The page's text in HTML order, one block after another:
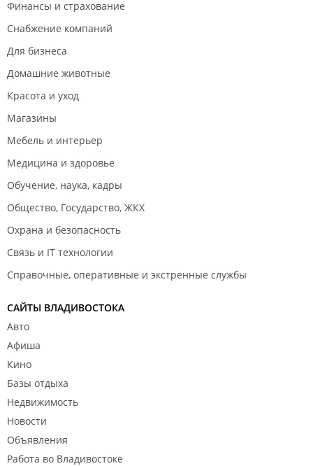
Финансы и страхование
Снабжение компаний
Для бизнеса
Домашние животные
Красота и уход
Магазины
Мебель и интерьер
Медицина и здоровье
Обучение, наука, кадры
Общество, Государство, ЖКХ
Охрана и безопасность
Связь и IT технологии
Справочные, оперативные и экстренные службы
САЙТЫ ВЛАДИВОСТОКА
Авто
Афиша
Кино
Базы отдыха
Недвижимость
Новости
Объявления
Работа во Владивостоке